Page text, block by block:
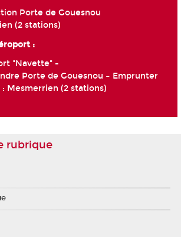
Porte de Gouesnou
(2 stations)
:
"Navette" -
Porte de Gouesnou – Emprunter
Mesmerrien (2 stations)
rubrique